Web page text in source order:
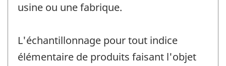
usine ou une fabrique.
L'échantillonnage pour tout indice
élémentaire de produits faisant l'objet